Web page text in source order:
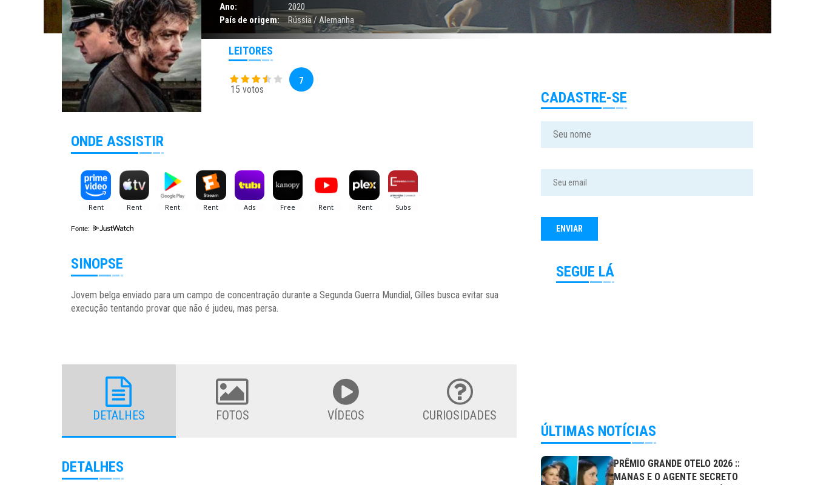
Ano:
2020
País de origem:
Rússia / Alemanha
LEITORES
15 votos
7
ONDE ASSISTIR
Fonte:
SINOPSE
Jovem belga enviado para um campo de concentração durante a Segunda Guerra Mundial, Gilles busca evitar sua
execução tentando provar que não é judeu, mas persa.
DETALHES FOTOS VÍDEOS CURIOSIDADES
DETALHES
CADASTRE-SE
SEGUE LÁ
ÚLTIMAS NOTÍCIAS
PRÊMIO GRANDE OTELO 2026 ::
MANAS E O AGENTE SECRETO